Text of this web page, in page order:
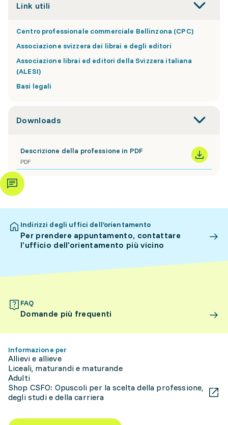
Link utili
Centro professionale commerciale Bellinzona (CPC)
Associazione svizzera dei librai e degli editori
Associazione librai ed editori della Svizzera italiana
(ALESI)
Basi legali
Downloads
Descrizione della professione in PDF
PDF
Indirizzi degli uffici dell’orientamento
Per prendere appuntamento, contattare
l’ufficio dell’orientamento più vicino
FAQ
Domande più frequenti
Informazione per
Allievi e allieve
Liceali, maturandi e maturande
Adulti
Shop CSFO: Opuscoli per la scelta della professione,
degli studi e della carriera